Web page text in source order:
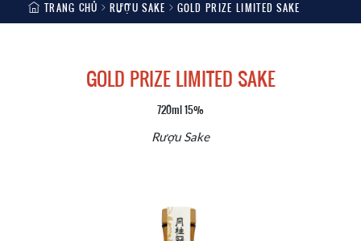
TRANG CHỦ RƯỢU SAKE GOLD PRIZE LIMITED SAKE
GOLD PRIZE LIMITED SAKE
720ml 15%
Rượu Sake